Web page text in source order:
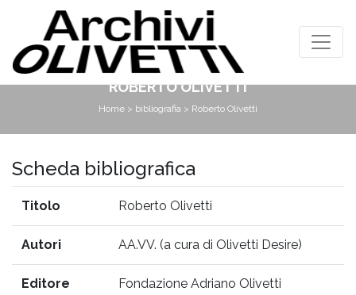
ROBERTO OLIVETTI
Home > bibliografia > Roberto Olivetti
Scheda bibliografica
Titolo Roberto Olivetti
Autori AA.VV. (a cura di Olivetti Desire)
Editore Fondazione Adriano Olivetti